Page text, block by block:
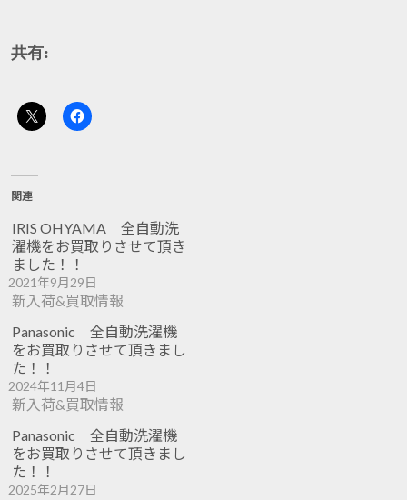
共有:
関連
IRIS OHYAMA 全自動洗
濯機をお買取りさせて頂き
ました！！
2021年9月29日
新入荷&買取情報
Panasonic 全自動洗濯機
をお買取りさせて頂きまし
た！！
2024年11月4日
新入荷&買取情報
Panasonic 全自動洗濯機
をお買取りさせて頂きまし
た！！
2025年2月27日